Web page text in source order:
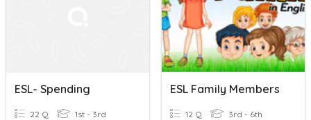
ESL- Spending
22 Q 1st - 3rd
ESL Family Members
12 Q 3rd - 6th